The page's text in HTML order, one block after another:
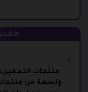
منتجات
واسعة من منتجات